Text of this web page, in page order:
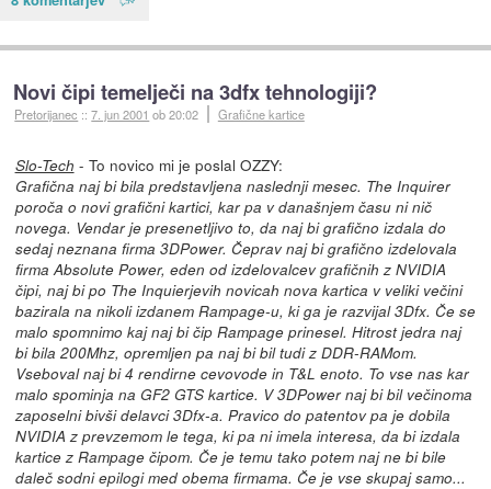
Novi čipi temelječi na 3dfx tehnologiji?
Pretorijanec ::7. jun 2001 ob 20:02 Grafične kartice
Slo-Tech - To novico mi je poslal OZZY:
Grafična naj bi bila predstavljena naslednji mesec. The Inquirer
poroča o novi grafični kartici, kar pa v današnjem času ni nič
novega. Vendar je presenetljivo to, da naj bi grafično izdala do
sedaj neznana firma 3DPower. Čeprav naj bi grafično izdelovala
firma Absolute Power, eden od izdelovalcev grafičnih z NVIDIA
čipi, naj bi po The Inquierjevih novicah nova kartica v veliki večini
bazirala na nikoli izdanem Rampage-u, ki ga je razvijal 3Dfx. Če se
malo spomnimo kaj naj bi čip Rampage prinesel. Hitrost jedra naj
bi bila 200Mhz, opremljen pa naj bi bil tudi z DDR-RAMom.
Vseboval naj bi 4 rendirne cevovode in T&L enoto. To vse nas kar
malo spominja na GF2 GTS kartice. V 3DPower naj bi bil večinoma
zaposelni bivši delavci 3Dfx-a. Pravico do patentov pa je dobila
NVIDIA z prevzemom le tega, ki pa ni imela interesa, da bi izdala
kartice z Rampage čipom. Če je temu tako potem naj ne bi bile
daleč sodni epilogi med obema firmama. Če je vse skupaj samo...